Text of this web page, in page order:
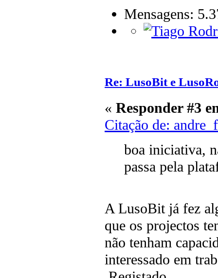
Mensagens:
Re: LusoBit e
« Responder #3
Citação de:
boa iniciativa,
passa pela
A LusoBit já fez
que os projectos
não tenham
interessado em